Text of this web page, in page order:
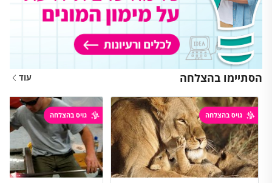
הסתיימו בהצלחה עוד
גויס בהצלחה גויס בהצלחה